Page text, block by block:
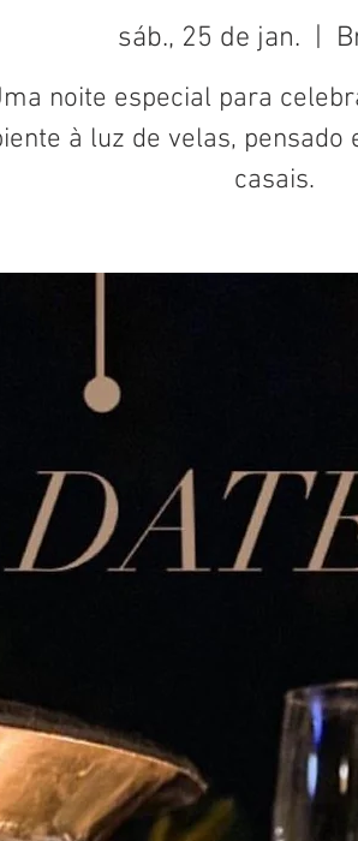
sáb., 25 de jan.
noite especial para
à luz de velas, pensado
casais.